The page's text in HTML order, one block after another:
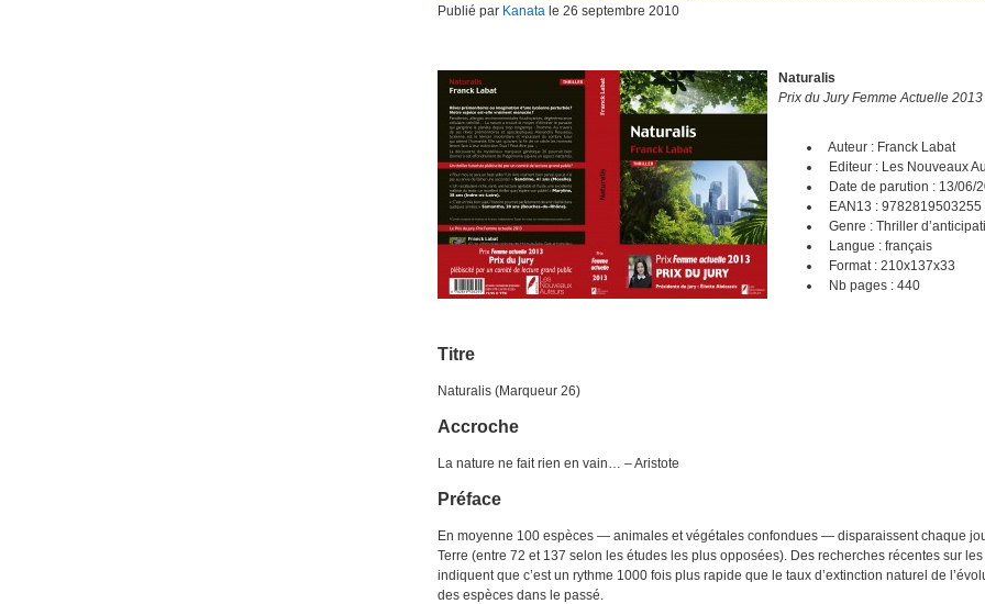
Publié par Kanatale 26 septembre 2010
Naturalis
Prix du Jury Femme Actuelle 2013
Auteur : Franck Labat
Editeur : Les Nouveaux
Date de parution : 13/06/
EAN13 : 9782819503255
Genre : Thriller
Langue : français
Format : 210x137x33
Nb pages : 440
Titre
Naturalis (Marqueur 26)
Accroche
La nature ne fait rien en vain… – Aristote
Préface
En moyenne 100 espèces — animales et végétales confondues — disparaissent chaque
Terre (entre 72 et 137 selon les études les plus opposées). Des recherches récentes sur
indiquent que c’est un rythme 1000 fois plus rapide que le taux d’extinction naturel de
des espèces dans le passé.